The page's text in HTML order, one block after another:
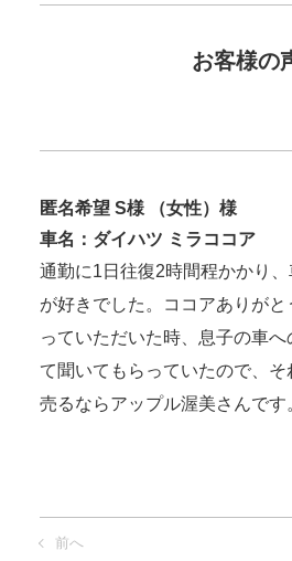
お客様の
匿名希望 S様 （女性）様
車名：ダイハツ ミラココア
通勤に1日往復2時間程かかり
が好きでした。ココアありがと
っていただいた時、息子の車
て聞いてもらっていたので、
売るならアップル渥美さんです
前へ